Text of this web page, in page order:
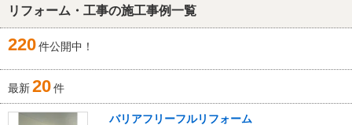
リフォーム・工事の施工事例一覧
220件公開中！
最新20件
バリアフリーフルリフォーム